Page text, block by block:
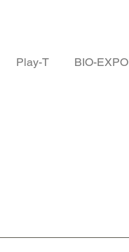
Play-T BIO-EXPO